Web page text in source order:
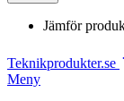
Jämför
Teknikprodukter.se
Meny